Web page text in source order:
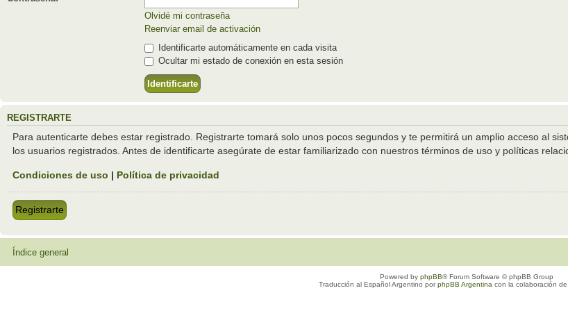
Olvidé mi contraseña
Reenviar email de activación
Identificarte automáticamente en cada visita
Ocultar mi estado de conexión en esta sesión
REGISTRARTE
Para autenticarte debes estar registrado. Registrarte tomará solo unos pocos segundos y te permitirá un amplio acceso al
los usuarios registrados. Antes de identificarte asegúrate de estar familiarizado con nuestros términos de uso y políticas
Condiciones de uso | Política de privacidad
Registrarte
Índice general
Powered by phpBB® Forum Software © phpBB Group
Traducción al Español Argentino porphpBB Argentinacon la colaboración de